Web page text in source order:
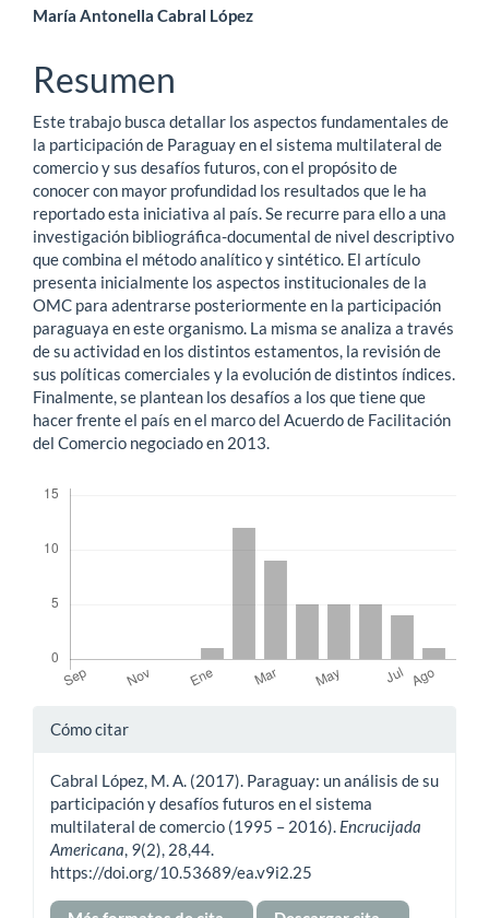
Contenido
principal
del
artículo
María Antonella Cabral López
Resumen
Este trabajo busca detallar los aspectos fundamentales de
la participación de Paraguay en el sistema multilateral de
comercio y sus desafíos futuros, con el propósito de
conocer con mayor profundidad los resultados que le ha
reportado esta iniciativa al país. Se recurre para ello a una
investigación bibliográfica-documental de nivel descriptivo
que combina el método analítico y sintético. El artículo
presenta inicialmente los aspectos institucionales de la
OMC para adentrarse posteriormente en la participación
paraguaya en este organismo. La misma se analiza a través
de su actividad en los distintos estamentos, la revisión de
sus políticas comerciales y la evolución de distintos índices.
Finalmente, se plantean los desafíos a los que tiene que
hacer frente el país en el marco del Acuerdo de Facilitación
del Comercio negociado en 2013.
Detalles
artículo
Cómo citar
Cabral López, M. A. (2017). Paraguay: un análisis de su
participación y desafíos futuros en el sistema
multilateral de comercio (1995 – 2016). Encrucijada
Americana, 9(2), 28,44.
https://doi.org/10.53689/ea.v9i2.25